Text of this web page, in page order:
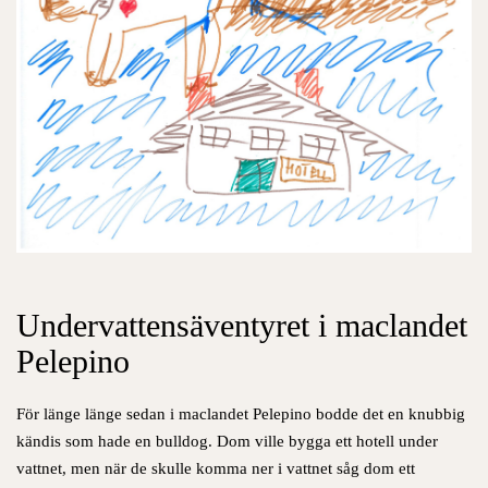
Undervattensäventyret i maclandet
Pelepino
För länge länge sedan i maclandet Pelepino bodde det en knubbig
kändis som hade en bulldog. Dom ville bygga ett hotell under
vattnet, men när de skulle komma ner i vattnet såg dom ett